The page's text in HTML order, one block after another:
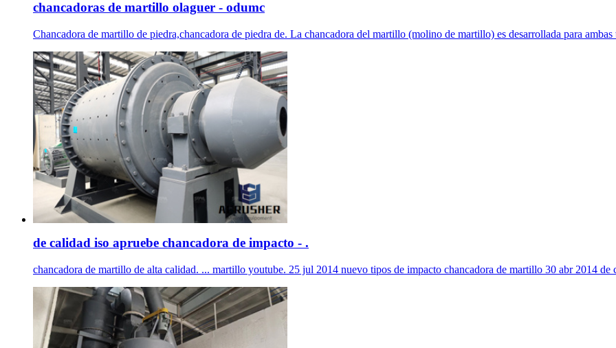
chancadoras de martillo olaguer - odumc
Chancadora de martillo de piedra,chancadora de piedra de. La chancadora del martillo (molino de martillo) es desarrollada para
de calidad iso apruebe chancadora de impacto - .
chancadora de martillo de alta calidad. ... martillo youtube. 25 jul 2014 nuevo tipos de impacto chancadora de martillo 30 abr 2014 de